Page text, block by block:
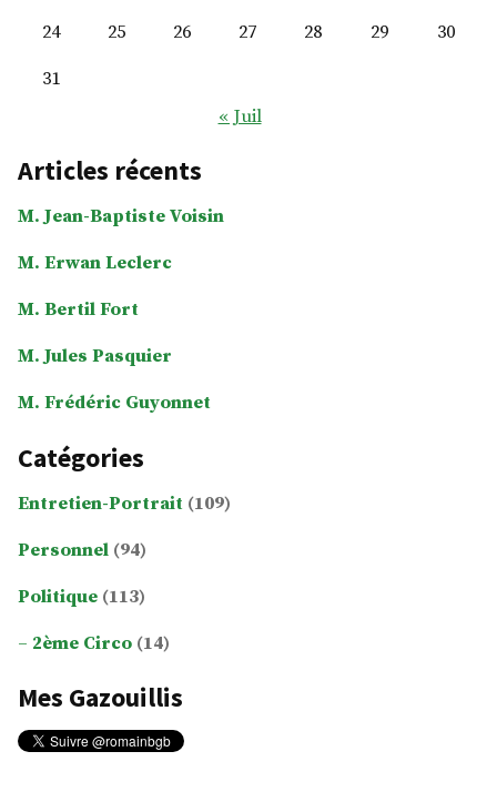
24
25 26 27 28 29
30
31
« Juil
Articles récents
M. Jean-Baptiste Voisin
M. Erwan Leclerc
M. Bertil Fort
M. Jules Pasquier
M. Frédéric Guyonnet
Catégories
Entretien-Portrait (109)
Personnel (94)
Politique (113)
2ème Circo (14)
Mes Gazouillis